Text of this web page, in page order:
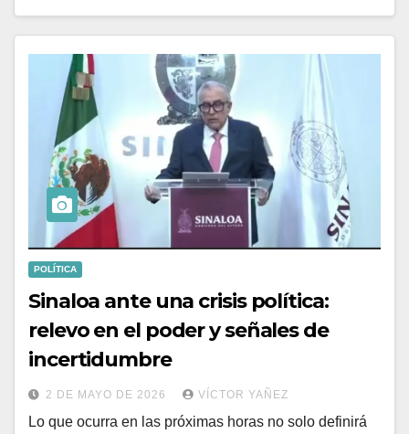
POLÍTICA
Sinaloa ante una crisis política:
relevo en el poder y señales de
incertidumbre
2 DE MAYO DE 2026 VÍCTOR YAÑEZ
Lo que ocurra en las próximas horas no solo definirá